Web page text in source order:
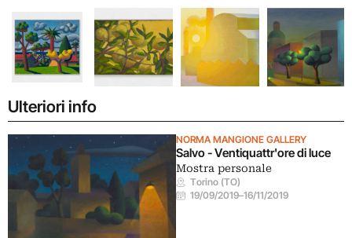
Ulteriori info
NORMA MANGIONE GALLERY
Salvo - Ventiquattr'ore di luce
Mostra personale
Torino (TO)
19/09/2019–16/11/2019